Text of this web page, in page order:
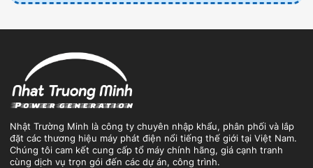
Nhật Trường Minh là công ty chuyên nhập khẩu, phân phối và lắp
đặt các thương hiệu máy phát điện nổi tiếng thế giới tại Việt Nam.
Chúng tôi cam kết cung cấp tổ máy chính hãng, giá cạnh tranh
cùng dịch vụ trọn gói đến các dự án, công trình.